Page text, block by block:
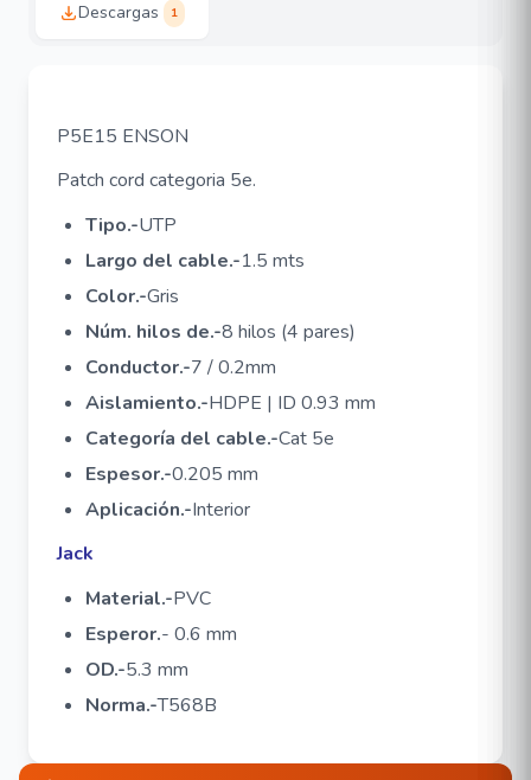
Descargas 1
P5E15 ENSON
Patch cord categoria 5e.
Tipo.-UTP
Largo del cable.-1.5 mts
Color.-Gris
Núm. hilos de.-8 hilos (4 pares)
Conductor.-7 / 0.2mm
Aislamiento.-HDPE | ID 0.93 mm
Categoría del cable.-Cat 5e
Espesor.-0.205 mm
Aplicación.-Interior
Jack
Material.-PVC
Esperor.- 0.6 mm
OD.-5.3 mm
Norma.-T568B